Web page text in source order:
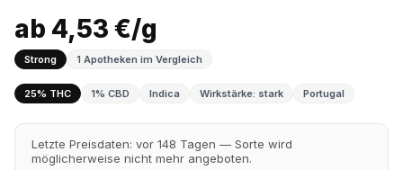
ab 4,53 €/g
Strong 1 Apotheken im Vergleich
25% THC 1% CBD Indica Wirkstärke: stark Portugal
Letzte Preisdaten: vor 148 Tagen — Sorte wird
möglicherweise nicht mehr angeboten.